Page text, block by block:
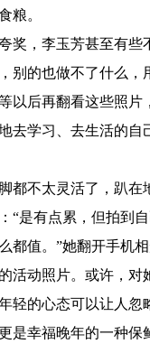
粮。
，李玉芳甚至有些
别的也做不了什么，
以后再翻看这些照片
去学习、去生活的自
不太灵活了，趴在
“是有点累，但拍到
都值。”她翻开手机
活动照片。或许，对
轻的心态可以让人忽
是幸福晚年的一种保